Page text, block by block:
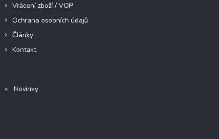
Vrácení zboží / VOP
Ochrana osobních údajů
Články
Kontakt
» Novinky